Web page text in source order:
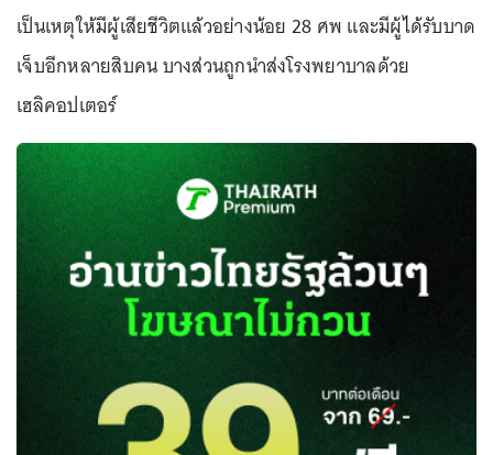
เป็นเหตุให้มีผู้เสียชีวิตแล้วอย่างน้อย 28 ศพ และมีผู้ได้รับบาด
เจ็บอีกหลายสิบคน บางส่วนถูกนำส่งโรงพยาบาลด้วย
เฮลิคอปเตอร์